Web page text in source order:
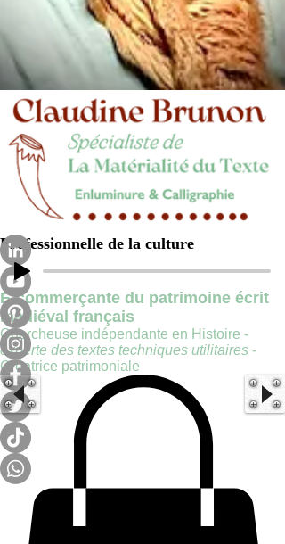
Professionnelle de la culture
E-commerçante du patrimoine écrit
médiéval français
Chercheuse indépendante en Histoire -
experte des textes techniques utilitaires -
Créatrice patrimoniale